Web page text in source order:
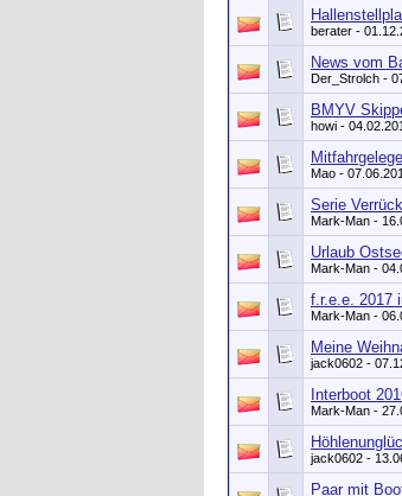
berater -
News vom
Der_Strolch -
BMYV
howi -
Mao -
Serie
Mark-Man -
Urlaub
Mark-Man -
f.r.e.e. 2017
Mark-Man -
Meine
jack0602 -
Interboot
Mark-Man -
jack0602 -
Paar mit